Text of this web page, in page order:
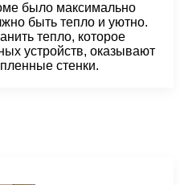
было максимально
быть тепло и уютно.
тепло, которое
устройств, оказывают
стенки.